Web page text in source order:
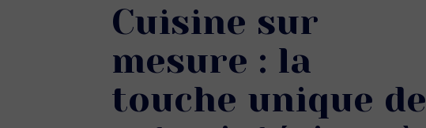
Cuisine sur
mesure : la
touche unique de